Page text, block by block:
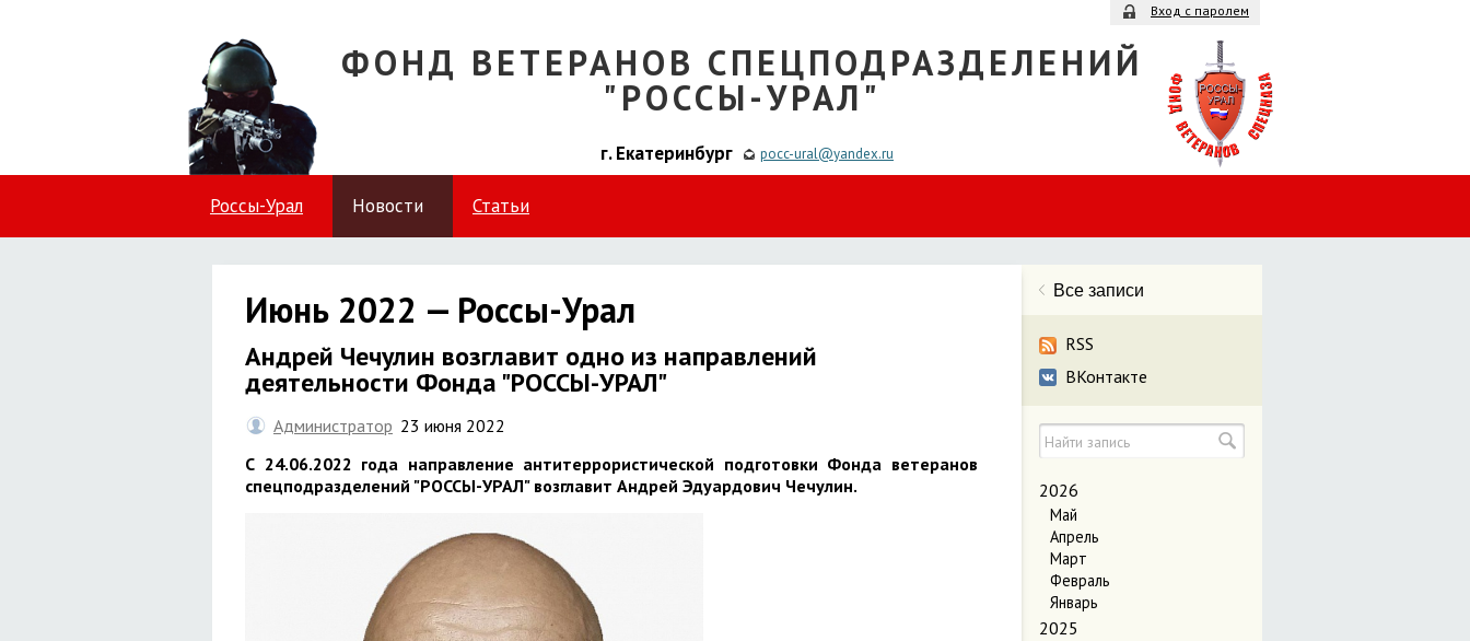
Вход с паролем
ФОНД ВЕТЕРАНОВ СПЕЦПОДРАЗДЕЛЕНИЙ
"РОССЫ-УРАЛ"
г. Екатеринбург pocc-ural@yandex.ru
Россы-Урал Новости Статьи
Все записи
RSS
ВКонтакте
2026
Май
Апрель
Март
Февраль
Январь
2025
Июнь 2022 — Россы-Урал
Андрей Чечулин возглавит одно из направлений
деятельности Фонда "РОССЫ-УРАЛ"
Администратор 23 июня 2022
С 24.06.2022 года направление антитеррористической подготовки Фонда ветеранов
спецподразделений "РОССЫ-УРАЛ" возглавит Андрей Эдуардович Чечулин.